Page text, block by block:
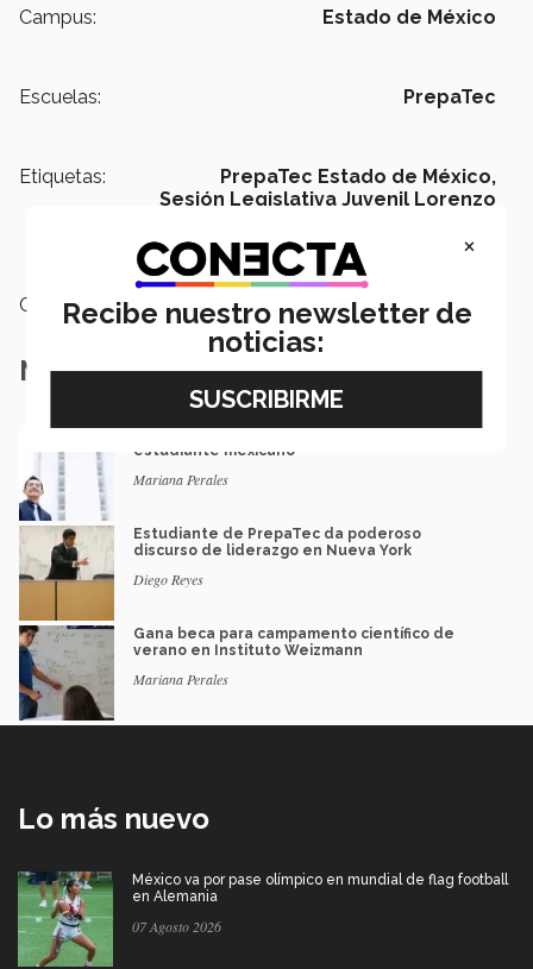
Campus: Estado de México
Escuelas: PrepaTec
Etiquetas:
PrepaTec Estado de México,
Sesión Legislativa Juvenil Lorenzo
Audrey Hevia
Categoría: Educación
Notas Relacionadas
“Se pelean” 9 universidades de EU a
estudiante mexicano
Mariana Perales
Estudiante de PrepaTec da poderoso
discurso de liderazgo en Nueva York
Diego Reyes
Gana beca para campamento científico de
verano en Instituto Weizmann
Mariana Perales
Lo más nuevo
México va por pase olímpico en mundial de flag football
en Alemania
07 Agosto 2026
×
Recibe nuestro newsletter de
noticias: